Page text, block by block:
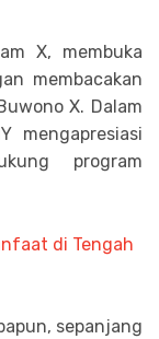
X, membuka
membacakan
X. Dalam
mengapresiasi
program
di Tengah
sepanjang